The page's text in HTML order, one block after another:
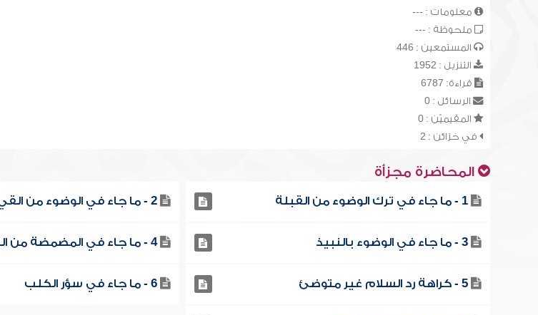
معلومات : ---
ملحوظة : ---
المستمعين : 446
التنزيل : 1952
قراءة: 6787
الرسائل : 0
المقيميّن : 0
في خزائن : 2
المحاضرة مجزأة
1 - ما جاء في ترك الوضوء من القبلة 2 - ما جاء في الوضوء من القيء والرعاف
3 - ما جاء في الوضوء بالنبيذ 4 - ما جاء في المضمضة من اللبن
5 - كراهة رد السلام غير متوضئ 6 - ما جاء في سؤر الكلب